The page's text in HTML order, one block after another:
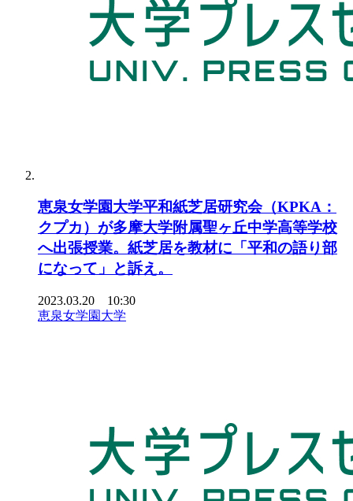
恵泉女学園大学平和紙芝居研究会（KPKA：
クプカ）が多摩大学附属聖ヶ丘中学高等学校
へ出張授業。紙芝居を教材に「平和の語り部
になって」と訴え。
2023.03.20 10:30
恵泉女学園大学